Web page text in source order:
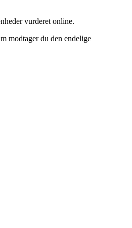
vurderet online.
modtager du den endelige